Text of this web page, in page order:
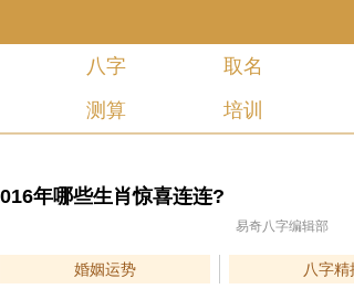
八字
取名
测算 培训
年哪些生肖惊喜连连?
易奇八字编辑部
婚姻运势 八字精